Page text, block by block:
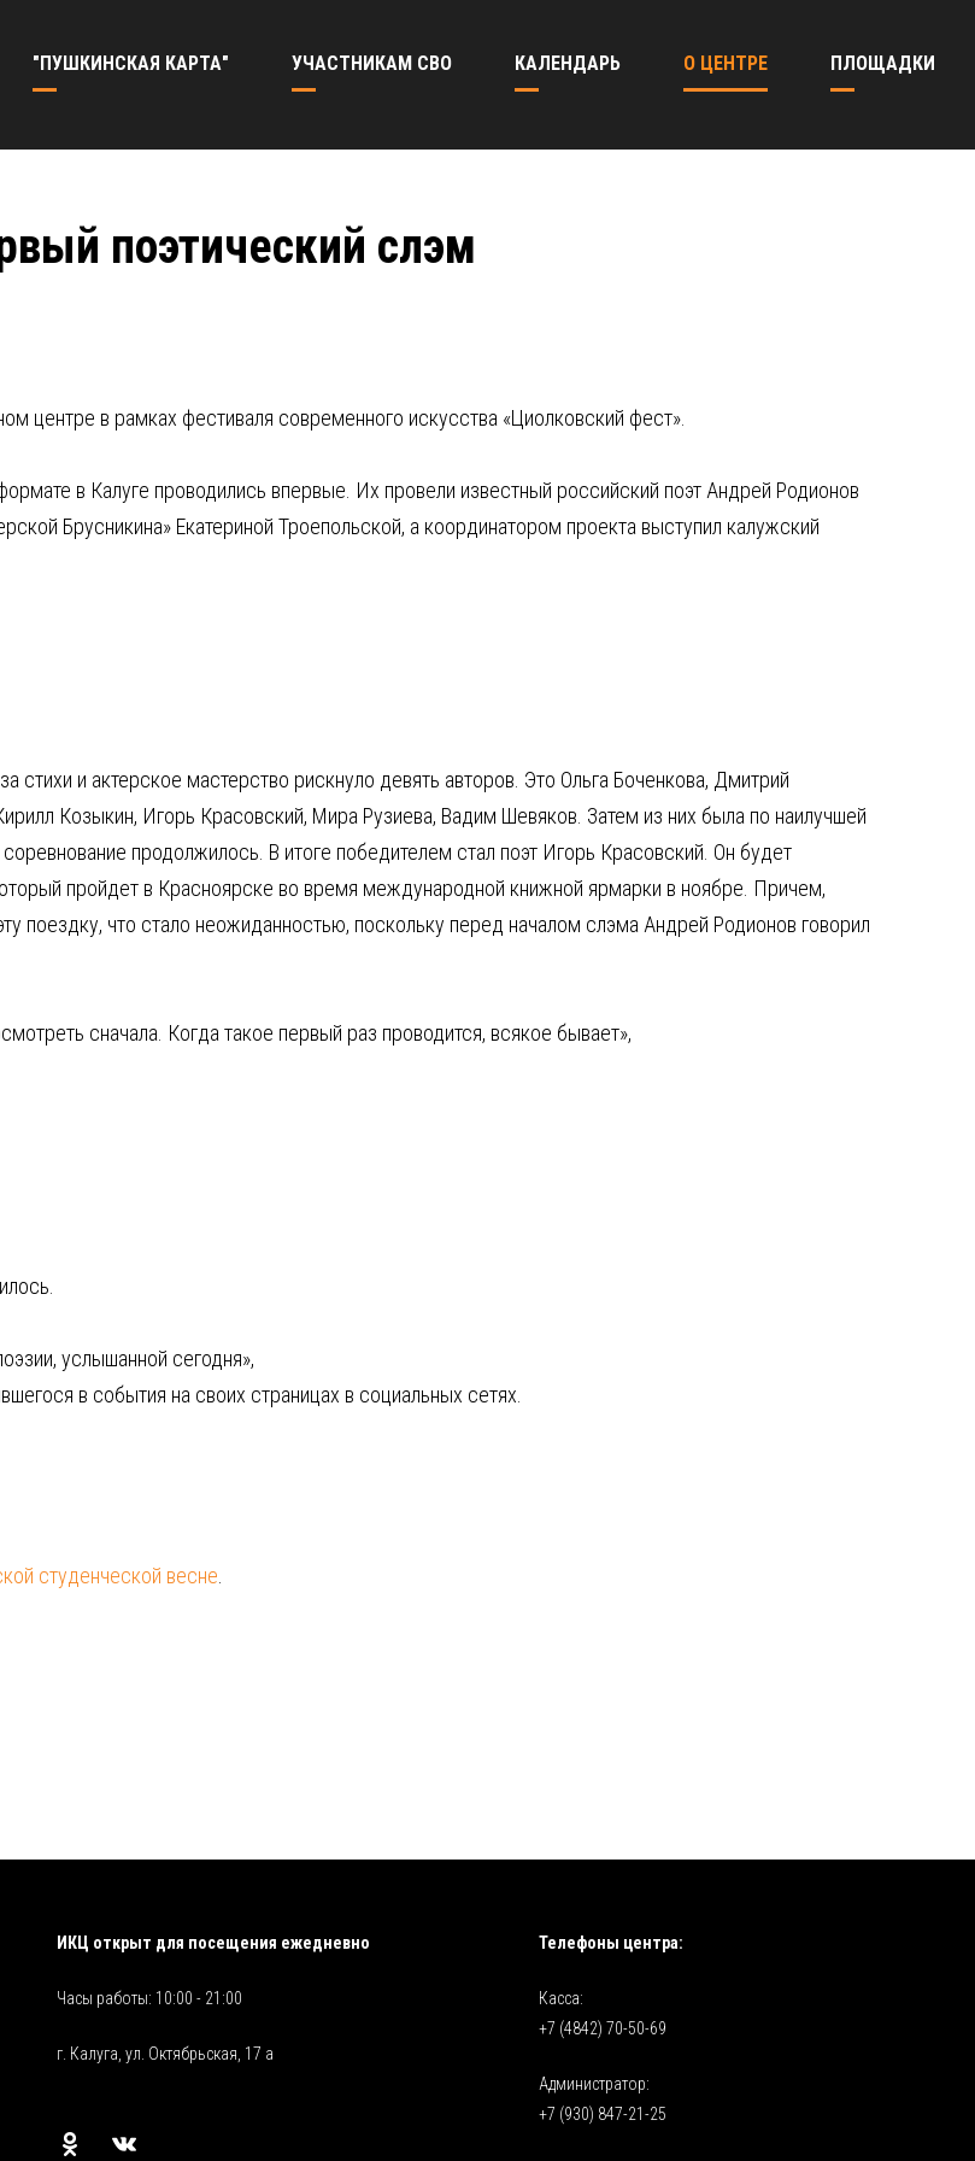
"ПУШКИНСКАЯ КАРТА" УЧАСТНИКАМ СВО КАЛЕНДАРЬ О ЦЕНТРЕ ПЛОЩАДКИ
поэтический слэм
центре в рамках фестиваля современного искусства «Циолковский фест».
в Калуге проводились впервые. Их провели известный российский поэт Андрей Родионов
Брусникина» Екатериной Троепольской, а координатором проекта выступил калужский
стихи и актерское мастерство рискнуло девять авторов. Это Ольга Боченкова, Дмитрий
Козыкин, Игорь Красовский, Мира Рузиева, Вадим Шевяков. Затем из них была по наилучшей
продолжилось. В итоге победителем стал поэт Игорь Красовский. Он будет
пройдет в Красноярске во время международной книжной ярмарки в ноябре. Причем,
поездку, что стало неожиданностью, поскольку перед началом слэма Андрей Родионов говорил
сначала. Когда такое первый раз проводится, всякое бывает»,
услышанной сегодня»,
в события на своих страницах в социальных сетях.
студенческой весне
ИКЦ открыт для посещения ежедневно
Часы работы: 10:00 - 21:00
г. Калуга, ул. Октябрьская, 17 а
Телефоны центра:
Касса:
+7 (4842) 70-50-69
Администратор:
+7 (930) 847-21-25